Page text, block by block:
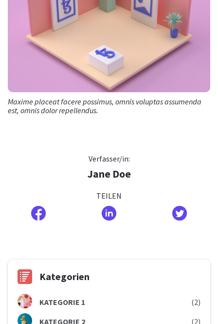
Maxime placeat facere possimus, omnis voluptas assumenda
est, omnis dolor repellendus.
Verfasser/in:
Jane Doe
TEILEN
Kategorien
KATEGORIE 1
(2)
KATEGORIE 2
(2)